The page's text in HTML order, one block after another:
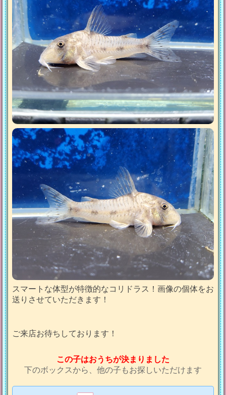
スマートな体型が特徴的なコリドラス！画像の個体をお
送りさせていただきます！
ご来店お待ちしております！
この子はおうちが決まりました
下のボックスから、他の子もお探しいただけます